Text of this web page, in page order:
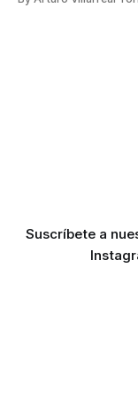
Suscríbete a